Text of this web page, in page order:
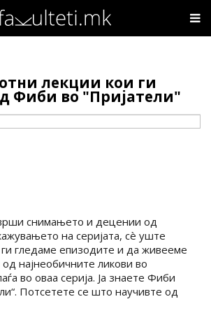
лекции кои ги
Фиби во "Пријатели"
снимањето и децении од
на серијата, сè уште
гледаме епизодите и да живееме
најнеобичните ликови во
во оваа серија. Ја знаете Фиби
Потсетете се што научивте од